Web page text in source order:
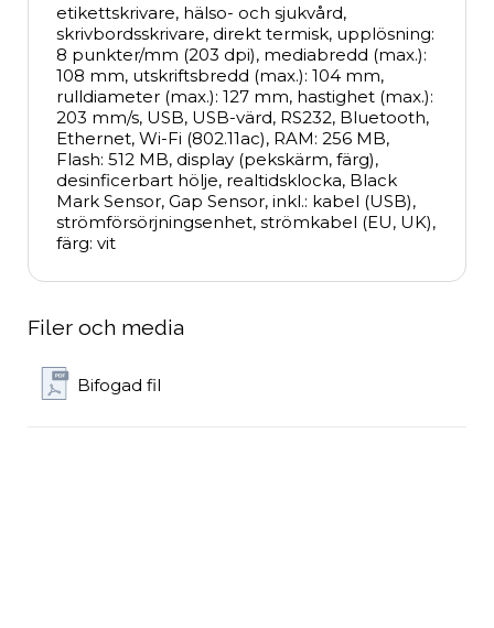
etikettskrivare, hälso- och sjukvård,
skrivbordsskrivare, direkt termisk, upplösning:
8 punkter/mm (203 dpi), mediabredd (max.):
108 mm, utskriftsbredd (max.): 104 mm,
rulldiameter (max.): 127 mm, hastighet (max.):
203 mm/s, USB, USB-värd, RS232, Bluetooth,
Ethernet, Wi-Fi (802.11ac), RAM: 256 MB,
Flash: 512 MB, display (pekskärm, färg),
desinficerbart hölje, realtidsklocka, Black
Mark Sensor, Gap Sensor, inkl.: kabel (USB),
strömförsörjningsenhet, strömkabel (EU, UK),
färg: vit
Filer och media
Bifogad fil